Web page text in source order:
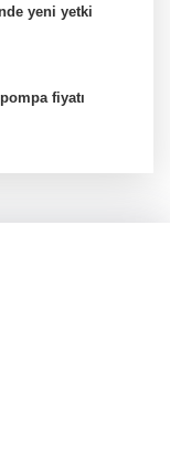
yeni yetki
fiyatı
hakkında
7 aylık
isimler peş